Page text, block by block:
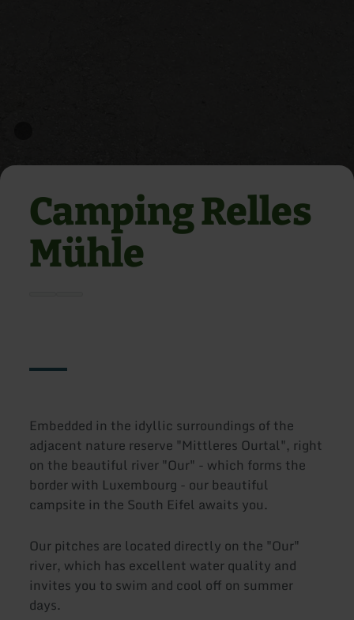
Camping Relles
Mühle
Embedded in the idyllic surroundings of the
adjacent nature reserve "Mittleres Ourtal", right
on the beautiful river "Our" - which forms the
border with Luxembourg - our beautiful
campsite in the South Eifel awaits you.
Our pitches are located directly on the "Our"
river, which has excellent water quality and
invites you to swim and cool off on summer
days.